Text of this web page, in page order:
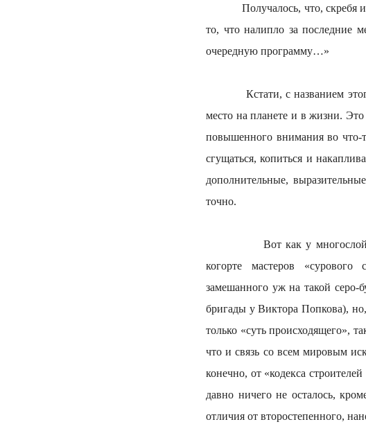
Получалось, что, скребя и
то, что налипло за последние
очередную программу…»
Кстати, с названием этого,
место на планете и в жизни.
повышенного внимания во что-
сгущаться, копиться и
дополнительные,
точно.
Вот как у многослойных,
когорте мастеров
замешанного уж на такой серо-
бригады у Виктора Попкова),
только «суть происходящего»,
что и связь со всем мировым
конечно, от «кодекса
давно ничего не осталось,
отличия от второстепенного,